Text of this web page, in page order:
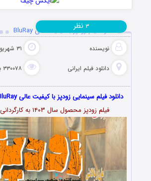
دانلود فیلم زودپز با کیفیت عالی BluRay
نویسنده ۳۱ شهریور ۱۴۰۳
دانلود فیلم‌ ایرانی ۳۳۰۰۷۸ بازدید
۳ نظر
دانلود فیلم سینمایی زودپز با کیفیت عالی 1080p Full HD BluRay
فیلم زودپز محصول سال ۱۴۰۳ به کارگردانی رامبد جوان